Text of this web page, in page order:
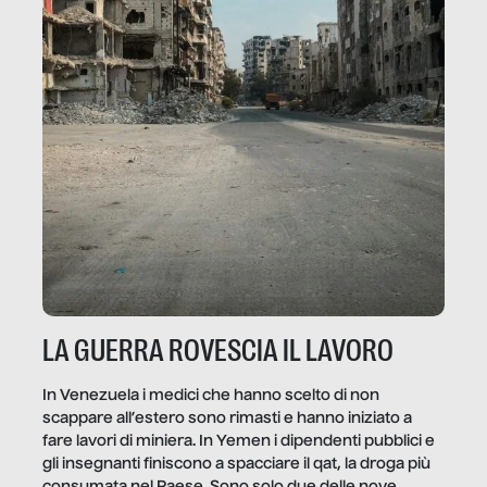
LA GUERRA ROVESCIA IL LAVORO
In Venezuela i medici che hanno scelto di non
scappare all’estero sono rimasti e hanno iniziato a
fare lavori di miniera. In Yemen i dipendenti pubblici e
gli insegnanti finiscono a spacciare il qat, la droga più